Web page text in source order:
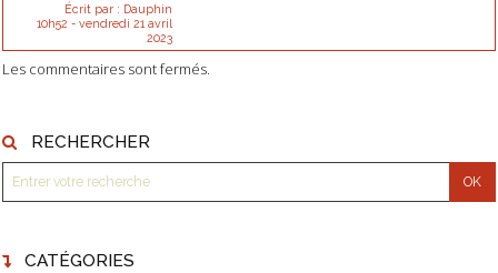
RECHERCHER
CATÉGORIES
Écrit par : Dauphin
10h52 - vendredi 21 avril
2023
Les commentaires sont fermés.